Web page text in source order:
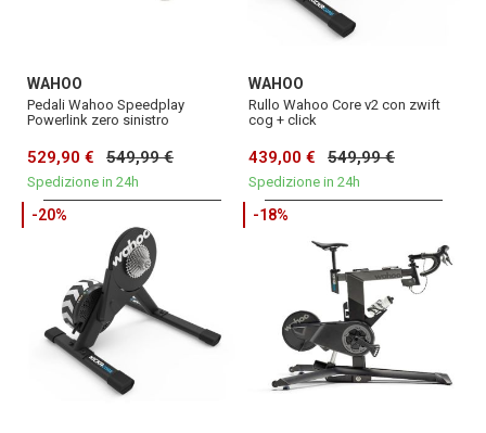
WAHOO
Pedali Wahoo Speedplay
Powerlink zero sinistro
529,90 € 549,99 €
Spedizione in 24h
WAHOO
Rullo Wahoo Core v2 con zwift
cog + click
439,00 € 549,99 €
Spedizione in 24h
-20% -18%